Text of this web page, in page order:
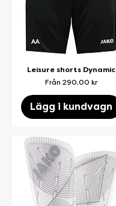
Leisure shorts Dynamic
Från 290,00 kr
Reapris
Lägg i kundvagn